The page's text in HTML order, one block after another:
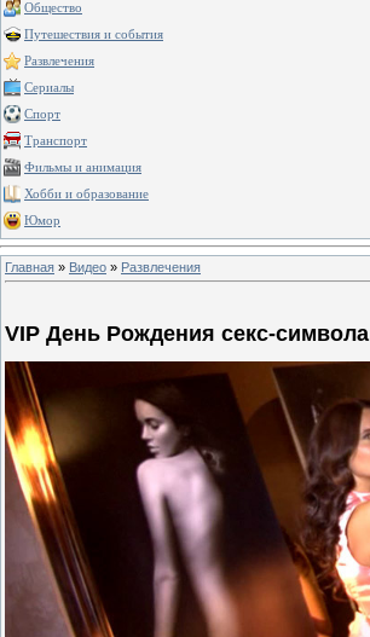
Общество
Путешествия и события
Развлечения
Сериалы
Спорт
Транспорт
Фильмы и анимация
Хобби и образование
Юмор
Главная » Видео » Развлечения
VIP День Рождения секс-символа